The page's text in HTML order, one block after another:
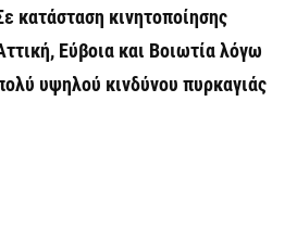
κατάσταση κινητοποίησης
Εύβοια και Βοιωτία λόγω
υψηλού κινδύνου πυρκαγιάς